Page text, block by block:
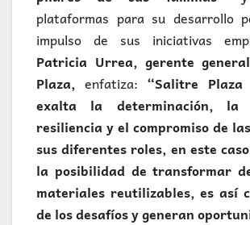
plataformas para su desarrollo
impulso de sus iniciativas
Patricia Urrea, gerente
Plaza, enfatiza: “Salitre Plaza
exalta la determinación, la
resiliencia y el compromiso de
sus diferentes roles, en este
la posibilidad de transformar
materiales reutilizables, es así
de los desafíos y generan